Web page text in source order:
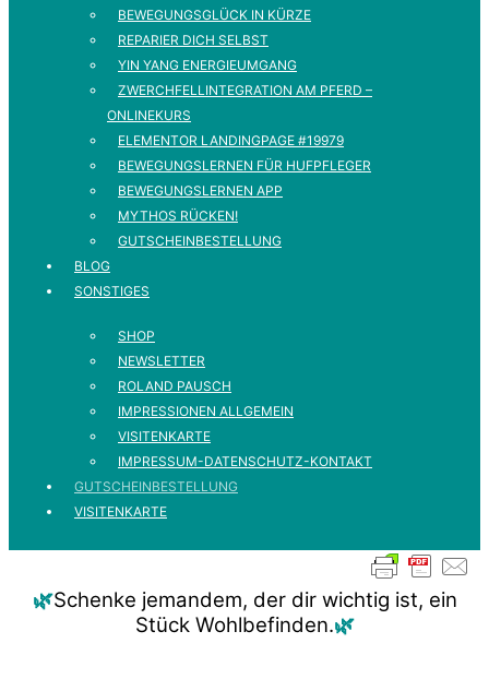
BEWEGUNGSGLÜCK IN KÜRZE
REPARIER DICH SELBST
YIN YANG ENERGIEUMGANG
ZWERCHFELLINTEGRATION AM PFERD –
ONLINEKURS
ELEMENTOR LANDINGPAGE #19979
BEWEGUNGSLERNEN FÜR HUFPFLEGER
BEWEGUNGSLERNEN APP
MYTHOS RÜCKEN!
GUTSCHEINBESTELLUNG
BLOG
SONSTIGES
SHOP
NEWSLETTER
ROLAND PAUSCH
IMPRESSIONEN ALLGEMEIN
VISITENKARTE
IMPRESSUM-DATENSCHUTZ-KONTAKT
GUTSCHEINBESTELLUNG
VISITENKARTE
🌿Schenke jemandem, der dir wichtig ist, ein
Stück Wohlbefinden.🌿